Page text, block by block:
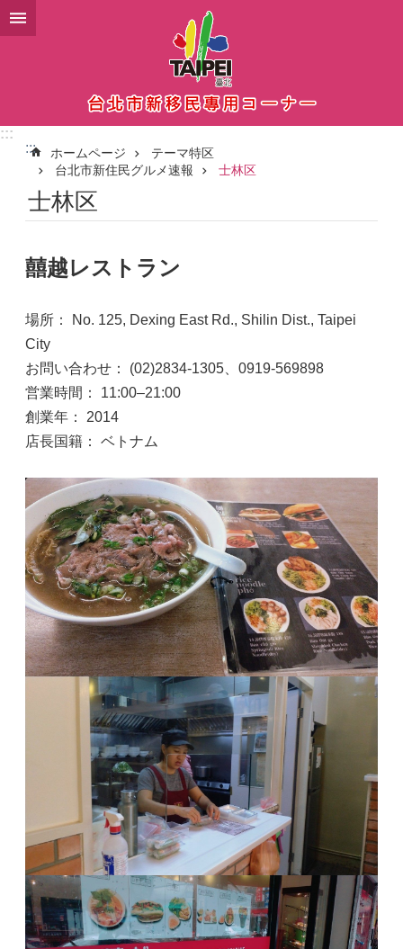
メインコンテンツブロックにスキップ
:::
:::
ホームページ
テーマ特区
台北市新住民グルメ速報
士林区
士林区
囍越レストラン
場所： No. 125, Dexing East Rd., Shilin Dist., Taipei
City
お問い合わせ： (02)2834-1305、0919-569898
営業時間： 11:00–21:00
創業年： 2014
店長国籍： ベトナム